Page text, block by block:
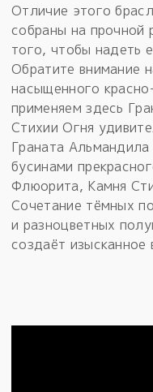
Отличие этого
собраны на прочной
того, чтобы надеть
Обратите внимание
насыщенного
применяем здесь
Стихии Огня
Граната
бусинами
Флюорита, Камня
Сочетание тёмных
и разноцветных
создаёт изысканное